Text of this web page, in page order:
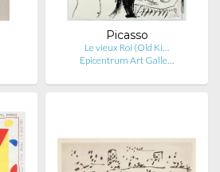
Picasso
Le vieux Roi (Old Ki…
Epicentrum Art Galle…